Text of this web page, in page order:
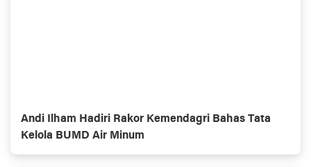
Andi Ilham Hadiri Rakor Kemendagri Bahas Tata
Kelola BUMD Air Minum